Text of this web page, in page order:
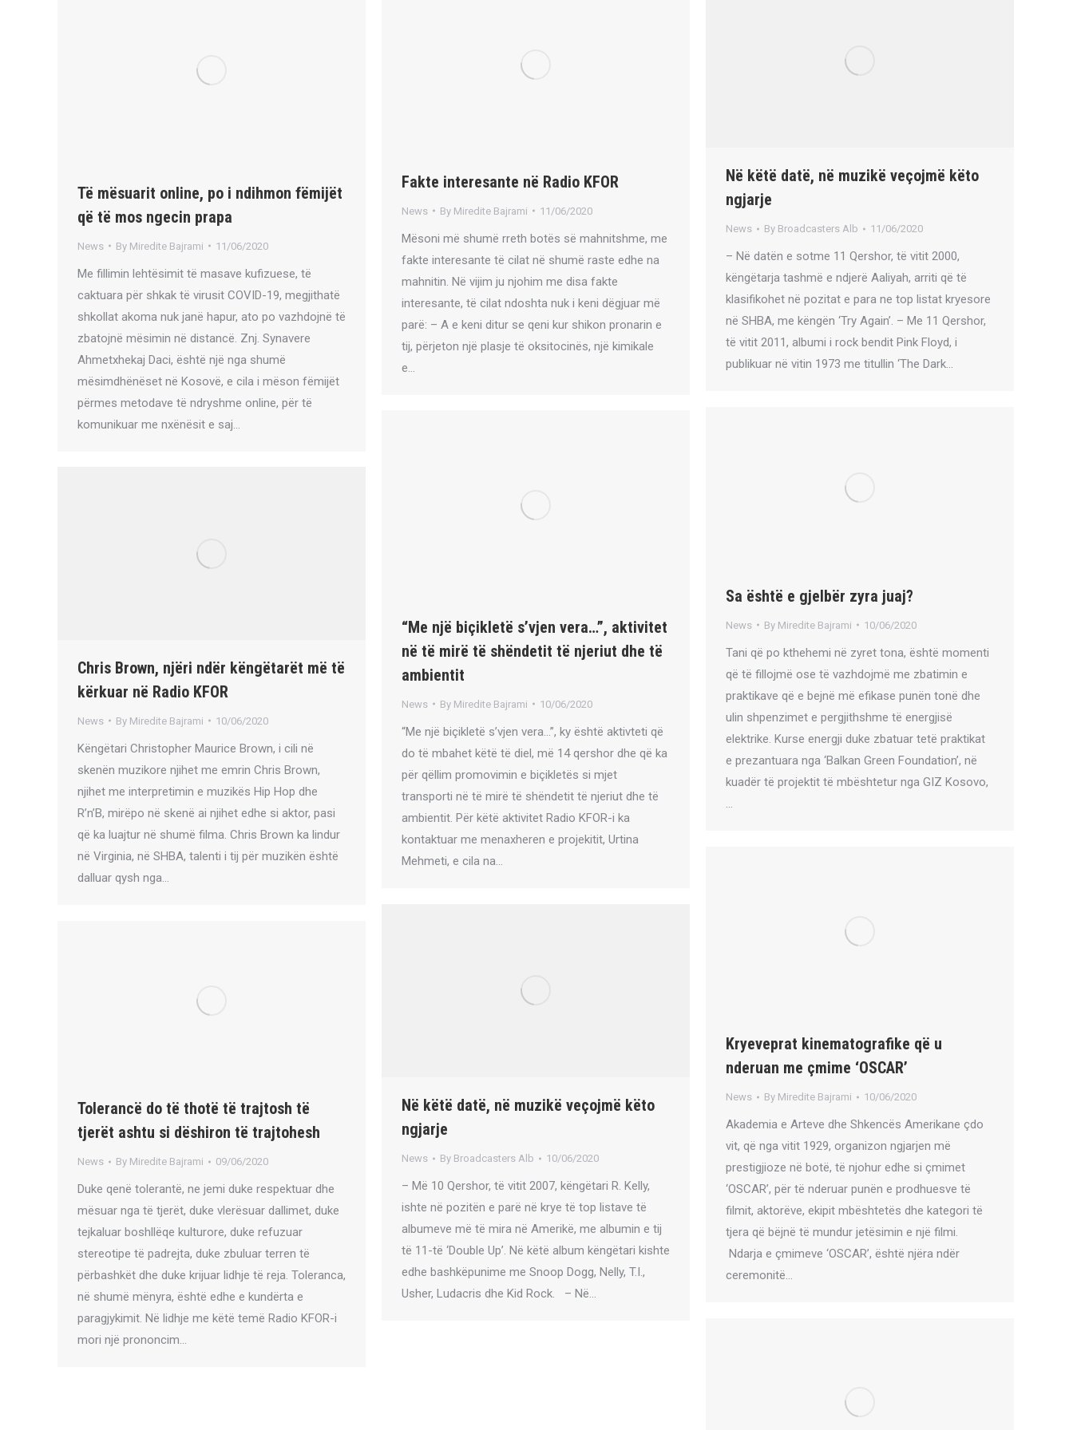
Të mësuarit online, po i ndihmon fëmijët
që të mos ngecin prapa
News By Miredite Bajrami 11/06/2020
Me fillimin lehtësimit të masave kufizuese, të
caktuara për shkak të virusit COVID-19, megjithatë
shkollat akoma nuk janë hapur, ato po vazhdojnë të
zbatojnë mësimin në distancë. Znj. Synavere
Ahmetxhekaj Daci, është një nga shumë
mësimdhënëset në Kosovë, e cila i mëson fëmijët
përmes metodave të ndryshme online, për të
komunikuar me nxënësit e saj…
Fakte interesante në Radio KFOR
News By Miredite Bajrami 11/06/2020
Mësoni më shumë rreth botës së mahnitshme, me
fakte interesante të cilat në shumë raste edhe na
mahnitin. Në vijim ju njohim me disa fakte
interesante, të cilat ndoshta nuk i keni dëgjuar më
parë: – A e keni ditur se qeni kur shikon pronarin e
tij, përjeton një plasje të oksitocinës, një kimikale
e…
Në këtë datë, në muzikë veçojmë këto
ngjarje
News By Broadcasters Alb 11/06/2020
– Në datën e sotme 11 Qershor, të vitit 2000,
këngëtarja tashmë e ndjerë Aaliyah, arriti që të
klasifikohet në pozitat e para ne top listat kryesore
në SHBA, me këngën ‘Try Again’. – Me 11 Qershor,
të vitit 2011, albumi i rock bendit Pink Floyd, i
publikuar në vitin 1973 me titullin ‘The Dark…
Sa është e gjelbër zyra juaj?
News By Miredite Bajrami 10/06/2020
Tani që po kthehemi në zyret tona, është momenti
që të fillojmë ose të vazhdojmë me zbatimin e
praktikave që e bejnë më efikase punën tonë dhe
ulin shpenzimet e pergjithshme të energjisë
elektrike. Kurse energji duke zbatuar tetë praktikat
e prezantuara nga ‘Balkan Green Foundation’, në
kuadër të projektit të mbështetur nga GIZ Kosovo,
…
“Me një biçikletë s’vjen vera…”, aktivitet
në të mirë të shëndetit të njeriut dhe të
ambientit
News By Miredite Bajrami 10/06/2020
“Me një biçikletë s’vjen vera…”, ky është aktivteti që
do të mbahet këtë të diel, më 14 qershor dhe që ka
për qëllim promovimin e biçikletës si mjet
transporti në të mirë të shëndetit të njeriut dhe të
ambientit. Për këtë aktivitet Radio KFOR-i ka
kontaktuar me menaxheren e projekitit, Urtina
Mehmeti, e cila na…
Chris Brown, njëri ndër këngëtarët më të
kërkuar në Radio KFOR
News By Miredite Bajrami 10/06/2020
Këngëtari Christopher Maurice Brown, i cili në
skenën muzikore njihet me emrin Chris Brown,
njihet me interpretimin e muzikës Hip Hop dhe
R’n’B, mirëpo në skenë ai njihet edhe si aktor, pasi
që ka luajtur në shumë filma. Chris Brown ka lindur
në Virginia, në SHBA, talenti i tij për muzikën është
dalluar qysh nga…
Kryeveprat kinematografike që u
nderuan me çmime ‘OSCAR’
News By Miredite Bajrami 10/06/2020
Akademia e Arteve dhe Shkencës Amerikane çdo
vit, që nga vitit 1929, organizon ngjarjen më
prestigjioze në botë, të njohur edhe si çmimet
‘OSCAR’, për të nderuar punën e prodhuesve të
filmit, aktorëve, ekipit mbështetës dhe kategori të
tjera që bëjnë të mundur jetësimin e një filmi.
Ndarja e çmimeve ‘OSCAR’, është njëra ndër
ceremonitë…
Në këtë datë, në muzikë veçojmë këto
ngjarje
News By Broadcasters Alb 10/06/2020
– Më 10 Qershor, të vitit 2007, këngëtari R. Kelly,
ishte në pozitën e parë në krye të top listave të
albumeve më të mira në Amerikë, me albumin e tij
të 11-të ‘Double Up’. Në këtë album këngëtari kishte
edhe bashkëpunime me Snoop Dogg, Nelly, T.I.,
Usher, Ludacris dhe Kid Rock. – Në…
Tolerancë do të thotë të trajtosh të
tjerët ashtu si dëshiron të trajtohesh
News By Miredite Bajrami 09/06/2020
Duke qenë tolerantë, ne jemi duke respektuar dhe
mësuar nga të tjerët, duke vlerësuar dallimet, duke
tejkaluar boshllëqe kulturore, duke refuzuar
stereotipe të padrejta, duke zbuluar terren të
përbashkët dhe duke krijuar lidhje të reja. Toleranca,
në shumë mënyra, është edhe e kundërta e
paragjykimit. Në lidhje me këtë temë Radio KFOR-i
mori një prononcim…